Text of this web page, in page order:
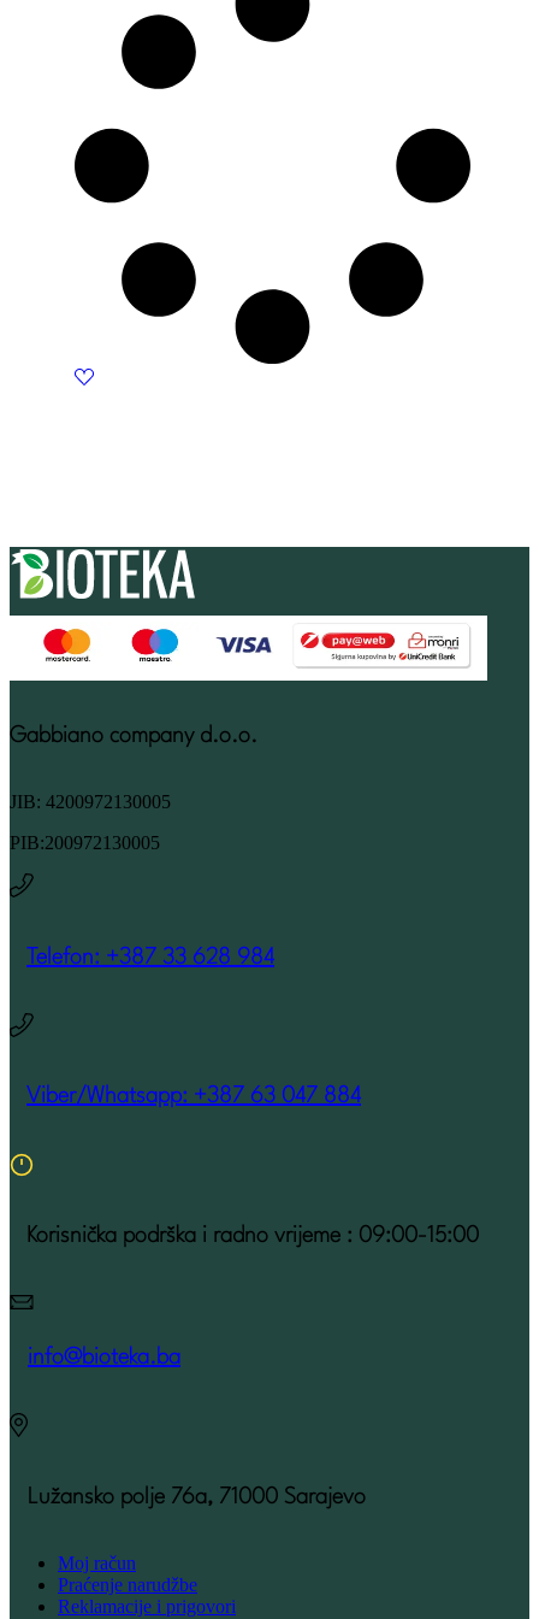
Gabbiano company d.o.o.
JIB: 4200972130005
PIB:200972130005
Telefon: +387 33 628 984
Viber/Whatsapp: +387 63 047 884
Korisnička podrška i radno vrijeme : 09:00-15:00
info@bioteka.ba
Lužansko polje 76a, 71000 Sarajevo
Moj račun
Praćenje narudžbe
Reklamacije i prigovori